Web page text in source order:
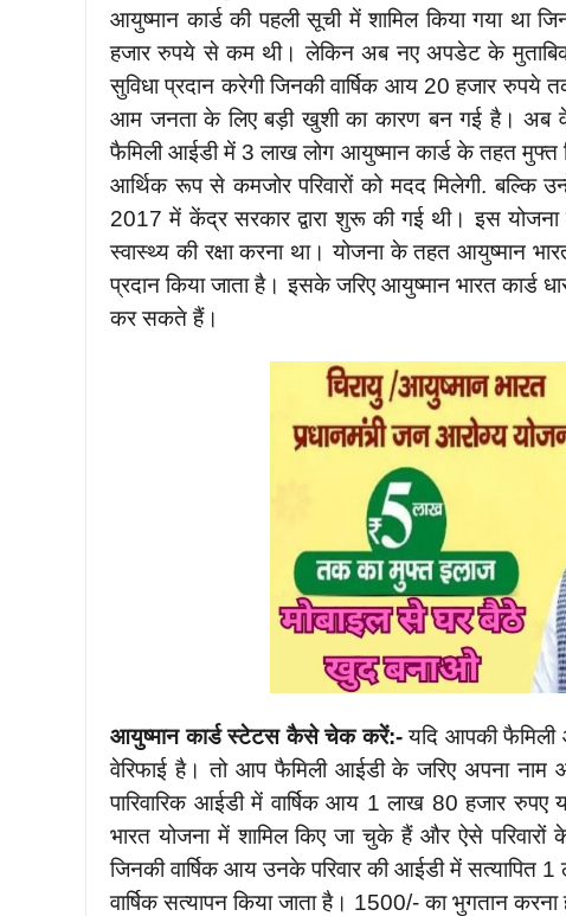
आयुष्मान कार्ड की पहली सूची में शामिल किया गया था
हजार रुपये से कम थी। लेकिन अब नए अपडेट के मुताबिक
सुविधा प्रदान करेगी जिनकी वार्षिक आय 20 हजार
आम जनता के लिए बड़ी खुशी का कारण बन गई है। अब वे
फैमिली आईडी में 3 लाख लोग आयुष्मान कार्ड के तहत
आर्थिक रूप से कमजोर परिवारों को मदद मिलेगी. बल्कि
2017 में केंद्र सरकार द्वारा शुरू की गई थी। इस योजना
स्वास्थ्य की रक्षा करना था। योजना के तहत आयुष्मान
प्रदान किया जाता है। इसके जरिए आयुष्मान भारत
कर सकते हैं।
आयुष्मान कार्ड स्टेटस कैसे चेक करें:-यदि आपकी फैमिली
वेरिफाई है। तो आप फैमिली आईडी के जरिए अपना नाम
पारिवारिक आईडी में वार्षिक आय 1 लाख 80 हजार
भारत योजना में शामिल किए जा चुके हैं और ऐसे परिवारों
जिनकी वार्षिक आय उनके परिवार की आईडी में
वार्षिक सत्यापन किया जाता है। 1500/- का भुगतान करना